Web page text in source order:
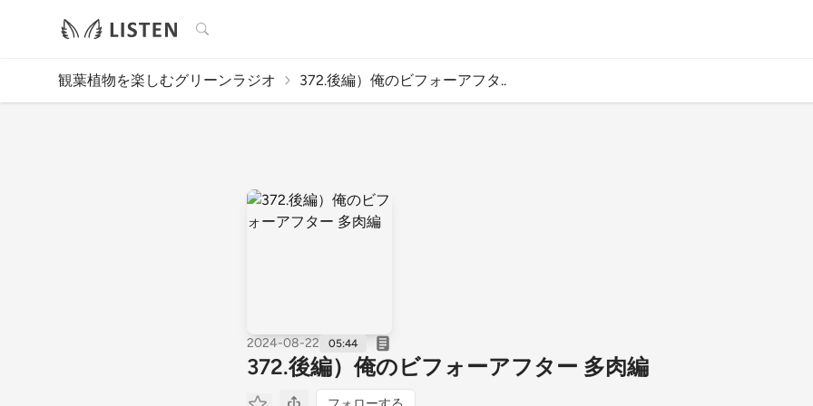
検索
観葉植物を楽しむグリーンラジオ 372.後編）俺のビフォーアフタ..
2024-08-22 05:44
372.後編）俺のビフォーアフター 多肉編